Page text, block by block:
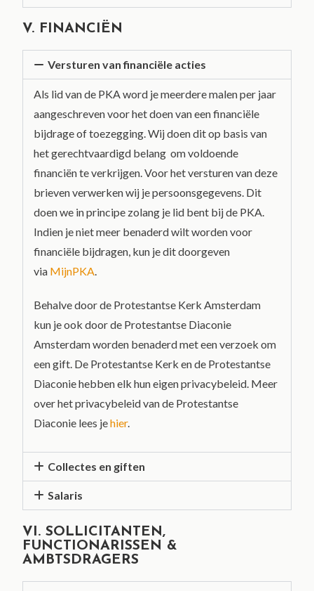
V. FINANCIËN
Versturen van financiële acties
Als lid van de PKA word je meerdere malen per jaar
aangeschreven voor het doen van een financiële
bijdrage of toezegging. Wij doen dit op basis van
het gerechtvaardigd belang om voldoende
financiën te verkrijgen. Voor het versturen van deze
brieven verwerken wij je persoonsgegevens. Dit
doen we in principe zolang je lid bent bij de PKA.
Indien je niet meer benaderd wilt worden voor
financiële bijdragen, kun je dit doorgeven
via MijnPKA.
Behalve door de Protestantse Kerk Amsterdam
kun je ook door de Protestantse Diaconie
Amsterdam worden benaderd met een verzoek om
een gift. De Protestantse Kerk en de Protestantse
Diaconie hebben elk hun eigen privacybeleid. Meer
over het privacybeleid van de Protestantse
Diaconie lees jehier.
Collectes en giften
Salaris
VI. SOLLICITANTEN,
FUNCTIONARISSEN &
AMBTSDRAGERS